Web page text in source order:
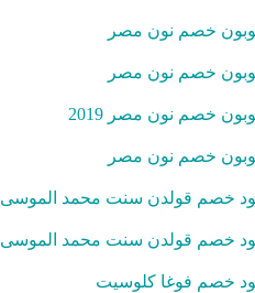
خصم نون مصر
خصم نون مصر
خصم نون مصر 2019
خصم نون مصر
خصم قولدن سنت محمد الموسى
خصم قولدن سنت محمد الموسى
خصم فوغا كلوسيت